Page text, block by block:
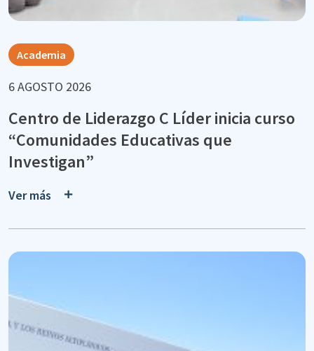
Academia
6 AGOSTO 2026
Centro de Liderazgo C Líder inicia curso
“Comunidades Educativas que
Investigan”
Ver más